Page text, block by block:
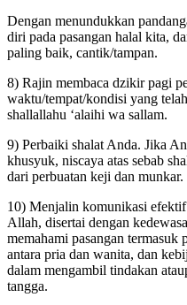
Dengan menundukkan
diri pada pasangan halal kita,
paling baik, cantik/tampan.
8) Rajin membaca dzikir pagi
waktu/tempat/kondisi yang
shallallahu ‘alaihi wa sallam.
9) Perbaiki shalat Anda. Jika
khusyuk, niscaya atas sebab
dari perbuatan keji dan munkar.
10) Menjalin komunikasi
Allah, disertai dengan
memahami pasangan termasuk
antara pria dan wanita, dan
dalam mengambil tindakan
tangga.